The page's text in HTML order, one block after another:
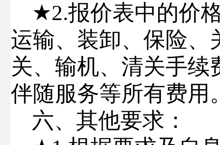
★2.报价表中的价
运输、装卸、保险、
关、输机、清关手续
伴随服务等所有费用
六、其他要求 ：